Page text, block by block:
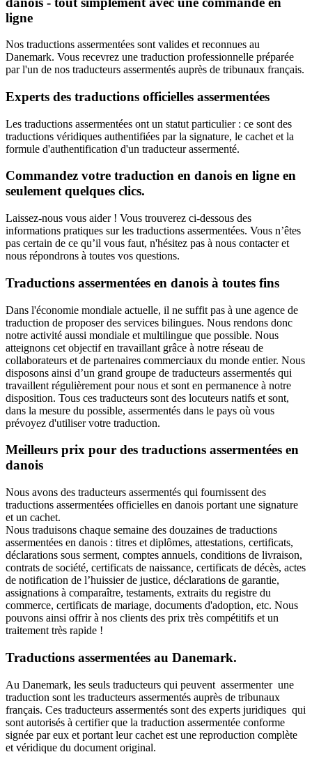
ligne
Nos traductions assermentées sont valides et reconnues au
Danemark. Vous recevrez une traduction professionnelle préparée
par l'un de nos traducteurs assermentés auprès de tribunaux français.
Experts des traductions officielles assermentées
Les traductions assermentées ont un statut particulier : ce sont des
traductions véridiques authentifiées par la signature, le cachet et la
formule d'authentification d'un traducteur assermenté.
Commandez votre traduction en danois en ligne en
seulement quelques clics.
Laissez-nous vous aider ! Vous trouverez ci-dessous des
informations pratiques sur les traductions assermentées. Vous n’êtes
pas certain de ce qu’il vous faut, n'hésitez pas à nous contacter et
nous répondrons à toutes vos questions.
Traductions assermentées en danois à toutes fins
Dans l'économie mondiale actuelle, il ne suffit pas à une agence de
traduction de proposer des services bilingues. Nous rendons donc
notre activité aussi mondiale et multilingue que possible. Nous
atteignons cet objectif en travaillant grâce à notre réseau de
collaborateurs et de partenaires commerciaux du monde entier. Nous
disposons ainsi d’un grand groupe de traducteurs assermentés qui
travaillent régulièrement pour nous et sont en permanence à notre
disposition. Tous ces traducteurs sont des locuteurs natifs et sont,
dans la mesure du possible, assermentés dans le pays où vous
prévoyez d'utiliser votre traduction.
Meilleurs prix pour des traductions assermentées en
danois
Nous avons des traducteurs assermentés qui fournissent des
traductions assermentées officielles en danois portant une signature
et un cachet.
Nous traduisons chaque semaine des douzaines de traductions
assermentées en danois : titres et diplômes, attestations, certificats,
déclarations sous serment, comptes annuels, conditions de livraison,
contrats de société, certificats de naissance, certificats de décès, actes
de notification de l’huissier de justice, déclarations de garantie,
assignations à comparaître, testaments, extraits du registre du
commerce, certificats de mariage, documents d'adoption, etc. Nous
pouvons ainsi offrir à nos clients des prix très compétitifs et un
traitement très rapide !
Traductions assermentées au Danemark.
Au Danemark, les seuls traducteurs qui peuvent assermenter une
traduction sont les traducteurs assermentés auprès de tribunaux
français. Ces traducteurs assermentés sont des experts juridiques qui
sont autorisés à certifier que la traduction assermentée conforme
signée par eux et portant leur cachet est une reproduction complète
et véridique du document original.